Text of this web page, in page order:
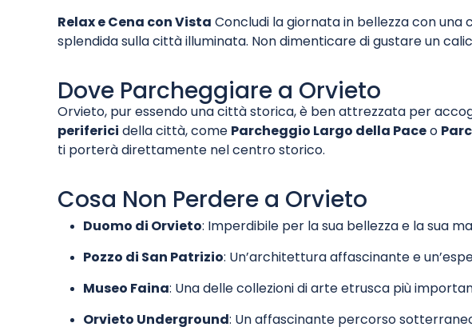
Relax e Cena con Vista Concludi la giornata in bellezza con una
splendida sulla città illuminata. Non dimenticare di gustare un
Dove Parcheggiare a Orvieto
Orvieto, pur essendo una città storica, è ben attrezzata per
periferici della città, come Parcheggio Largo della Paceo
ti porterà direttamente nel centro storico.
Cosa Non Perdere a Orvieto
Duomo di Orvieto: Imperdibile per la sua bellezza e la sua
Pozzo di San Patrizio: Un’architettura affascinante e
Museo Faina: Una delle collezioni di arte etrusca più
Orvieto Underground: Un affascinante percorso